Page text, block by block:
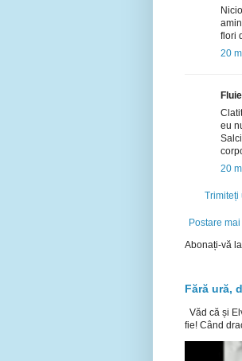
flori
20
eu
20
Trimiteți
Postare
Abonați-vă
Fără ură,
Văd că și
fie! Când